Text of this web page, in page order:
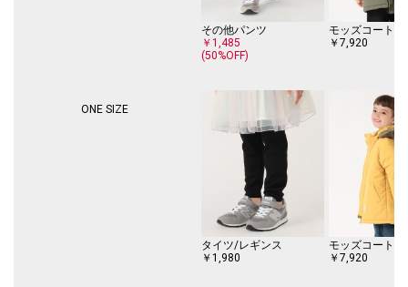
※本製品は水分、汗、摩擦等により変色・移染する場合がございますので
※素材の風合いを生かす為に色止め加工を最小限にとどめております。
※パーツ・付属はひっかかりやすく脱落することもありますのでご注意く
※洗濯はもみ洗いを避け、弱く押し洗いして下さい。
※末永く愛用頂く為に、アテンションタグを必ずご確認の上、着用又はお
その他パンツ
￥1,485
(50%OFF)
モッズコート
￥7,920
ONE SIZE
タイツ/レギンス
￥1,980
モッズコート
￥7,920